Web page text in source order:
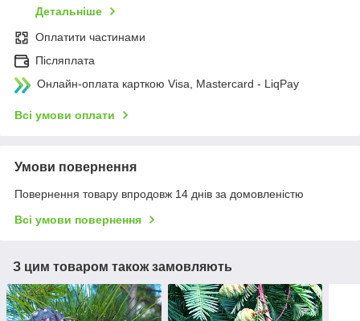
Детальніше
Оплатити частинами
Післяплата
Онлайн-оплата карткою Visa, Mastercard - LiqPay
Всі умови оплати
Умови повернення
Повернення товару впродовж 14 днів за домовленістю
Всі умови повернення
З цим товаром також замовляють